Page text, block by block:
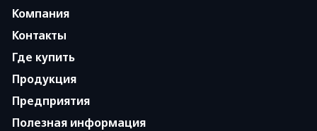
Компания
Контакты
Где купить
Продукция
Предприятия
Полезная информация